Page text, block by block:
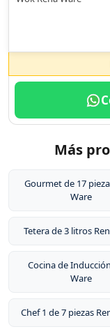
Más
Gourmet de 17
Ware
Tetera de 3 litros
Cocina de
Ware
Chef 1 de 7 piezas